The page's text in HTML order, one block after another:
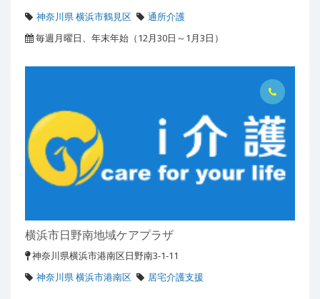
神奈川県 横浜市鶴見区
通所介護
毎週月曜日、年末年始（12月30日～1月3日）
横浜市日野南地域ケアプラザ
神奈川県横浜市港南区日野南3-1-11
神奈川県 横浜市港南区
居宅介護支援